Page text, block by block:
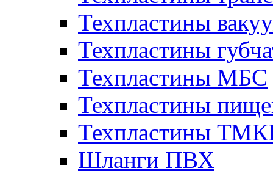
Техпластины
Техпластины
Техпластины МБС
Техпластины
Техпластины
Шланги ПВХ